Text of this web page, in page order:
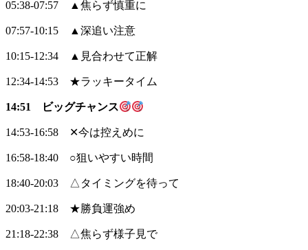
05:38-07:57 ▲焦らず慎重に
07:57-10:15 ▲深追い注意
10:15-12:34 ▲見合わせて正解
12:34-14:53 ★ラッキータイム
14:51 ビッグチャンス
14:53-16:58 ✕今は控えめに
16:58-18:40 ○狙いやすい時間
18:40-20:03 △タイミングを待って
20:03-21:18 ★勝負運強め
21:18-22:38 △焦らず様子見で